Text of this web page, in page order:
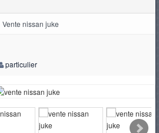
Vente nissan juke
particulier